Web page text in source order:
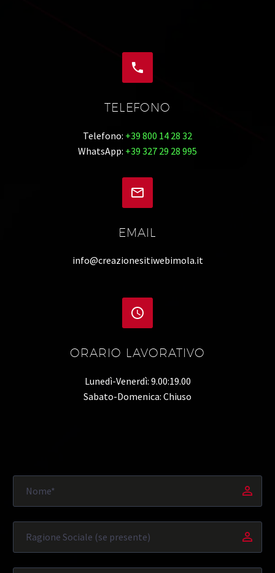


TELEFONO
Telefono: +39 800 14 28 32
WhatsApp: +39 327 29 28 995


EMAIL
info@creazionesitiwebimola.it


ORARIO LAVORATIVO
Lunedì-Venerdì: 9.00:19.00
Sabato-Domenica: Chiuso